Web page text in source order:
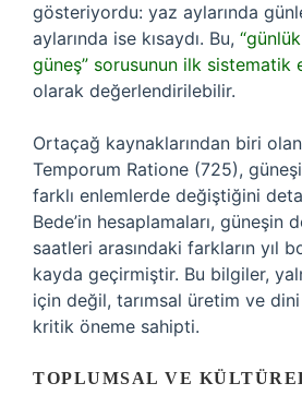
gösteriyordu: yaz aylarında
aylarında ise kısaydı. Bu,
güneş” sorusunun ilk sistematik
olarak değerlendirilebilir.
Ortaçağ kaynaklarından biri olan
Temporum Ratione (725),
farklı enlemlerde değiştiğini
Bede’in hesaplamaları, güneşin
saatleri arasındaki farkların yıl
kayda geçirmiştir. Bu bilgiler,
için değil, tarımsal üretim ve
kritik öneme sahipti.
TOPLUMSAL VE